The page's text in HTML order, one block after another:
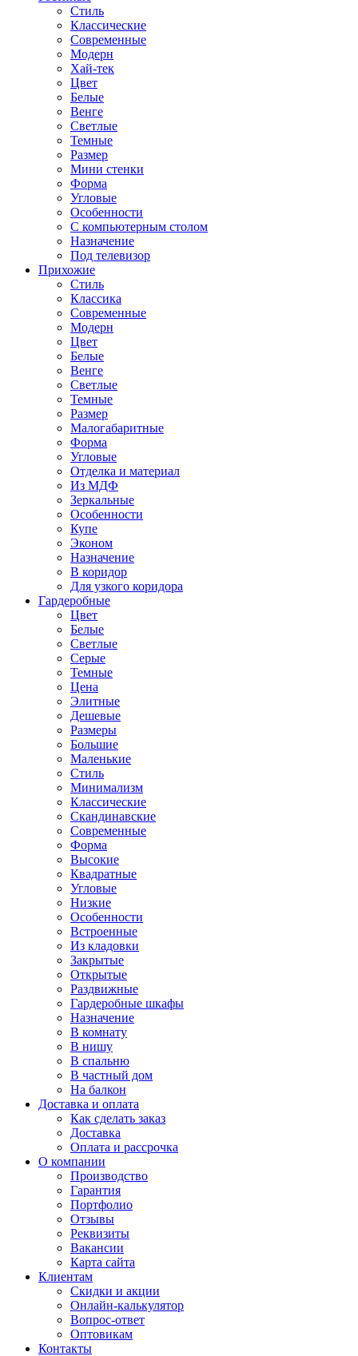
Стиль
Классические
Современные
Модерн
Хай-тек
Цвет
Белые
Венге
Светлые
Темные
Размер
Мини стенки
Форма
Угловые
Особенности
С компьютерным столом
Назначение
Под телевизор
Прихожие
Стиль
Классика
Современные
Модерн
Цвет
Белые
Венге
Светлые
Темные
Размер
Малогабаритные
Форма
Угловые
Отделка и материал
Из МДФ
Зеркальные
Особенности
Купе
Эконом
Назначение
В коридор
Для узкого коридора
Гардеробные
Цвет
Белые
Светлые
Серые
Темные
Цена
Элитные
Дешевые
Размеры
Большие
Маленькие
Стиль
Минимализм
Классические
Скандинавские
Современные
Форма
Высокие
Квадратные
Угловые
Низкие
Особенности
Встроенные
Из кладовки
Закрытые
Открытые
Раздвижные
Гардеробные шкафы
Назначение
В комнату
В нишу
В спальню
В частный дом
На балкон
Доставка и оплата
Как сделать заказ
Доставка
Оплата и рассрочка
О компании
Производство
Гарантия
Портфолио
Отзывы
Реквизиты
Вакансии
Карта сайта
Клиентам
Скидки и акции
Онлайн-калькулятор
Вопрос-ответ
Оптовикам
Контакты